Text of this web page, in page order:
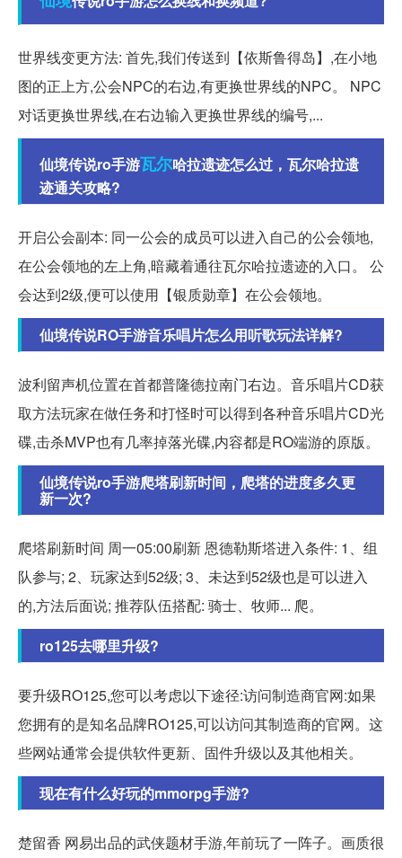
世界线变更方法: 首先,我们传送到【依斯鲁得岛】,在小地
图的正上方,公会NPC的右边,有更换世界线的NPC。 NPC
对话更换世界线,在右边输入更换世界线的编号,...
仙境传说ro手游瓦尔哈拉遗迹怎么过，瓦尔哈拉遗
迹通关攻略?
开启公会副本: 同一公会的成员可以进入自己的公会领地,
在公会领地的左上角,暗藏着通往瓦尔哈拉遗迹的入口。 公
会达到2级,便可以使用【银质勋章】在公会领地。
仙境传说RO手游音乐唱片怎么用听歌玩法详解?
波利留声机位置在首都普隆德拉南门右边。音乐唱片CD获
取方法玩家在做任务和打怪时可以得到各种音乐唱片CD光
碟,击杀MVP也有几率掉落光碟,内容都是RO端游的原版。
仙境传说ro手游爬塔刷新时间，爬塔的进度多久更
新一次?
爬塔刷新时间 周一05:00刷新 恩德勒斯塔进入条件: 1、组
队参与; 2、玩家达到52级; 3、未达到52级也是可以进入
的,方法后面说; 推荐队伍搭配: 骑士、牧师... 爬。
ro125去哪里升级?
要升级RO125,您可以考虑以下途径:访问制造商官网:如果
您拥有的是知名品牌RO125,可以访问其制造商的官网。这
些网站通常会提供软件更新、固件升级以及其他相关。
现在有什么好玩的mmorpg手游?
楚留香 网易出品的武侠题材手游,年前玩了一阵子。画质很